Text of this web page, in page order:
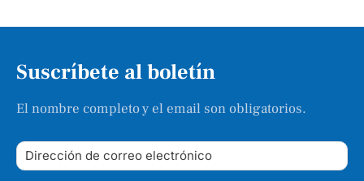
Suscríbete al boletín
El nombre completo y el email son obligatorios.